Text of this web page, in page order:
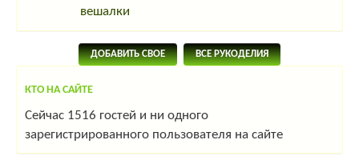
вешалки
ДОБАВИТЬ СВОЕ ВСЕ РУКОДЕЛИЯ
КТО НА САЙТЕ
Сейчас 1516 гостей и ни одного
зарегистрированного пользователя на сайте